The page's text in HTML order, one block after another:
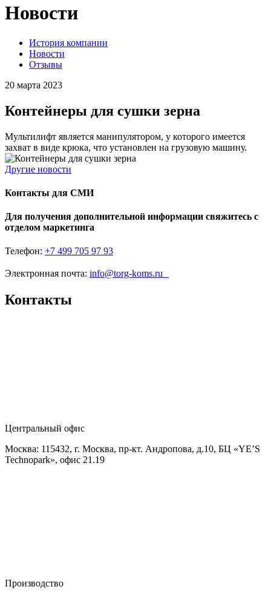
Новости
История компании
Новости
Отзывы
20 марта 2023
Контейнеры для сушки зерна
Мультилифт является манипулятором, у которого имеется
захват в виде крюка, что установлен на грузовую машину.
Другие новости
Контакты для СМИ
Для получения дополнительной информации свяжитесь с
отделом маркетинга
Телефон: +7 499 705 97 93
Электронная почта: info@torg-koms.ru
Контакты
Центральный офис
Москва: 115432, г. Москва, пр-кт. Андропова, д.10, БЦ «YE’S
Technopark», офис 21.19
Производство